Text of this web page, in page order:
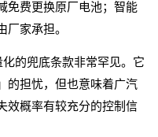
免费更换原厂电池；智能
家承担。
的兜底条款非常罕见。它
的担忧，但也意味着广汽
效概率有较充分的控制信